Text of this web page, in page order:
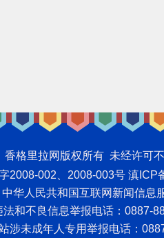
格里拉网版权所有 未经许可
2008-002、2008-003号 滇ICP
中华人民共和国互联网新闻信息
法和不良信息举报电话：0887-
涉未成年人专用举报电话：